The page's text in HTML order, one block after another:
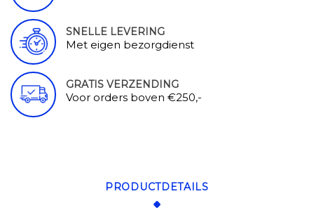
SNELLE LEVERING
Met eigen bezorgdienst
GRATIS VERZENDING
Voor orders boven €250,-
PRODUCTDETAILS